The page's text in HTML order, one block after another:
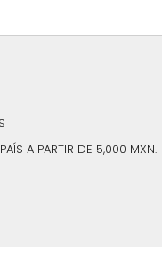
A PARTIR DE 5,000 MXN.
123